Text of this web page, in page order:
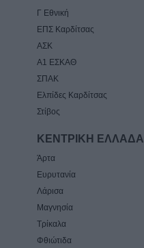
Γ Εθνική
ΕΠΣ Καρδίτσας
ΑΣΚ
Α1 ΕΣΚΑΘ
ΣΠΑΚ
Ελπίδες Καρδίτσας
Στίβος
ΚΕΝΤΡΙΚΗ ΕΛΛΑΔΑ
Άρτα
Ευρυτανία
Λάρισα
Μαγνησία
Τρίκαλα
Φθιώτιδα